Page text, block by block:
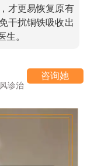
才更易恢复原有
干扰铜铁吸收出
生。
诊治
咨询她